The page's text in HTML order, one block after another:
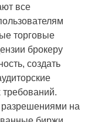
все
торговые
брокеру
создать
требований.
на